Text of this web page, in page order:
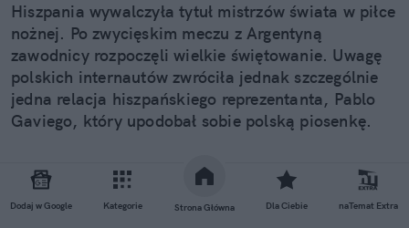
Dodaj w Google Kategorie Strona Główna Dla Ciebie naTemat Extra
Hiszpania wywalczyła tytuł mistrzów świata w piłce
nożnej. Po zwycięskim meczu z Argentyną
zawodnicy rozpoczęli wielkie świętowanie. Uwagę
polskich internautów zwróciła jednak szczególnie
jedna relacja hiszpańskiego reprezentanta, Pablo
Gaviego, który upodobał sobie polską piosenkę.
Czytaj całość